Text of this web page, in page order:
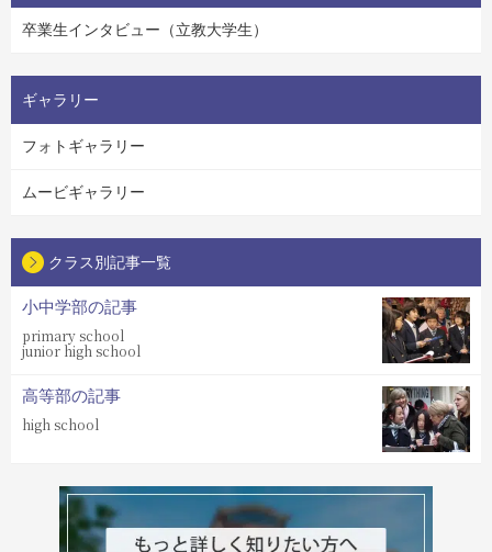
卒業生インタビュー（立教大学生）
ギャラリー
フォトギャラリー
ムービギャラリー
クラス別記事一覧
小中学部の記事
primary school
junior high school
高等部の記事
high school